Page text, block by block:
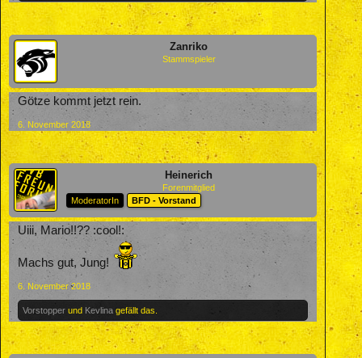
Zanriko
Stammspieler
Götze kommt jetzt rein.
6. November 2018
Heinerich
Forenmitglied
ModeratorIn
BFD - Vorstand
Uiii, Mario!!?? :cool!:
Machs gut, Jung!
6. November 2018
Vorstopper und Kevlina gefällt das.